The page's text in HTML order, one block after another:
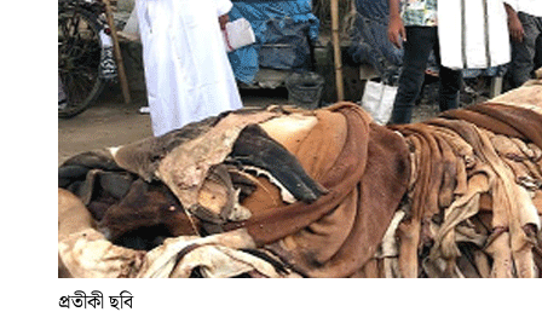
প্রতীকী ছবি